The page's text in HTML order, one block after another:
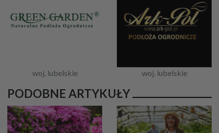
woj. lubelskie woj. lubelskie
PODOBNE ARTYKUŁY